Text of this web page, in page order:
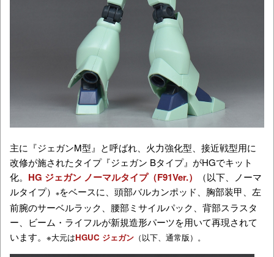
主に『ジェガンM型』と呼ばれ、火力強化型、接近戦型用に
改修が施されたタイプ『ジェガン Bタイプ』がHGでキット
化。 HG ジェガン ノーマルタイプ（F91Ver.）
（以下、ノーマ
ルタイプ） ※をベースに、頭部バルカンポッド、胸部装甲、左
前腕のサーベルラック、腰部ミサイルパック、背部スラスタ
ー、ビーム・ライフルが新規造形パーツを用いて再現されて
います。 ※大元はHGUC ジェガン （以下、通常版）。